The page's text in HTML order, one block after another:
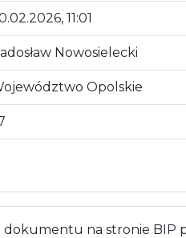
11:01
Nowosielecki
Opolskie
na stronie BIP